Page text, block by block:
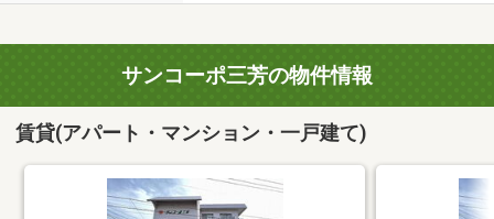
サンコーポ三芳の物件情報
賃貸(アパート・マンション・一戸建て)